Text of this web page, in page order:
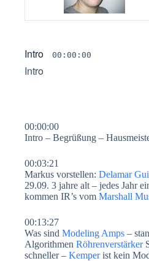
Intro 00:00:00
Intro
00:00:00
Intro – Begrüßung –
00:03:21
Markus vorstellen: Delamar
29.09. 3 jahre alt – jedes Jahr
kommen IR’s vom Marshall
00:13:27
Was sind Modeling Amps –
Algorithmen Röhrenverstärker
schneller – Kemperist kein